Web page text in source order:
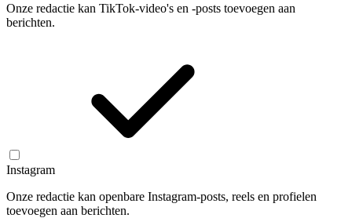
Onze redactie kan TikTok-video's en -posts toevoegen aan
berichten.
Instagram
Onze redactie kan openbare Instagram-posts, reels en profielen
toevoegen aan berichten.